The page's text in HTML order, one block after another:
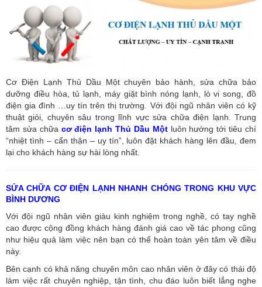
Cơ Điện Lạnh Thủ Dầu Một chuyên bảo hành, sửa chữa bảo
dưỡng điều hòa, tủ lạnh, máy giặt bình nóng lạnh, lò vi song, đồ
điện gia đình …uy tín trên thị trường. Với đội ngũ nhân viên có kỹ
thuật giỏi, chuyên sâu trong lĩnh vực sửa chữa điện lạnh. Trung
tâm sửa chữa cơ điện lạnh Thủ Dầu Mộtluôn hướng tới tiêu chí
“nhiệt tình – cẩn thận – uy tín”, luôn đặt khách hàng lên đầu, đem
lại cho khách hàng sự hài lòng nhất.
SỬA CHỮA CƠ ĐIỆN LẠNH NHANH CHÓNG TRONG KHU VỰC
BÌNH DƯƠNG
Với đội ngũ nhân viên giàu kinh nghiệm trong nghề, có tay nghề
cao được cộng đồng khách hàng đánh giá cao về tác phong cũng
như hiệu quả làm việc nên bạn có thể hoàn toàn yên tâm về điều
này.
Bên cạnh có khả năng chuyên môn cao nhân viên ở đây có thái độ
làm việc rất chuyên nghiệp, tận tình, chu đáo luôn biết lắng nghe